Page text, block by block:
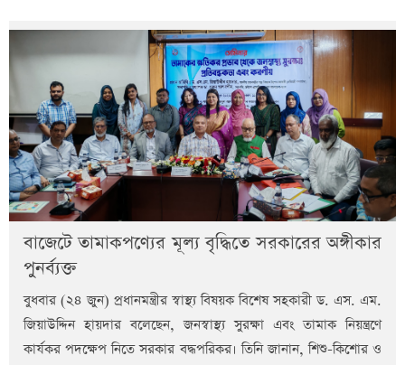
বাজেটে তামাকপণ্যের মূল্য বৃদ্ধিতে সরকারের অঙ্গীকার
পুনর্ব্যক্ত
বুধবার (২৪ জুন) প্রধানমন্ত্রীর স্বাস্থ্য বিষয়ক বিশেষ সহকারী ড. এস. এম.
জিয়াউদ্দিন হায়দার বলেছেন, জনস্বাস্থ্য সুরক্ষা এবং তামাক নিয়ন্ত্রণে
কার্যকর পদক্ষেপ নিতে সরকার বদ্ধপরিকর। তিনি জানান, শিশু-কিশোর ও